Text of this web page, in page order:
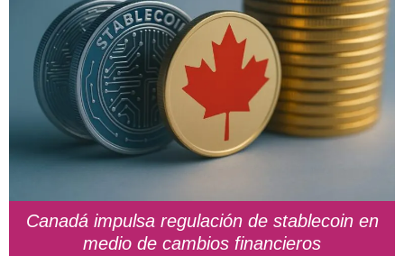
Canadá impulsa regulación de stablecoin en
medio de cambios financieros